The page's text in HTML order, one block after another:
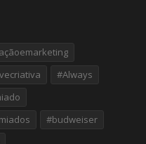
#Always
#budweiser